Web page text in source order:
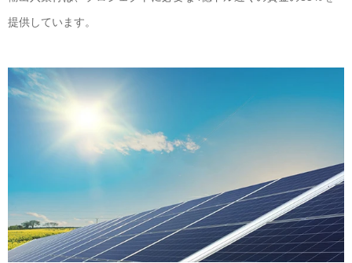
提供しています。